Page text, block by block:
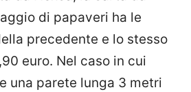
di papaveri ha le
precedente e lo stesso
euro. Nel caso in cui
una parete lunga 3 metri